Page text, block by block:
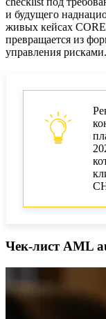
и будущего
живых кейсах
превращается из
управления рисками.
Чек-лист AML